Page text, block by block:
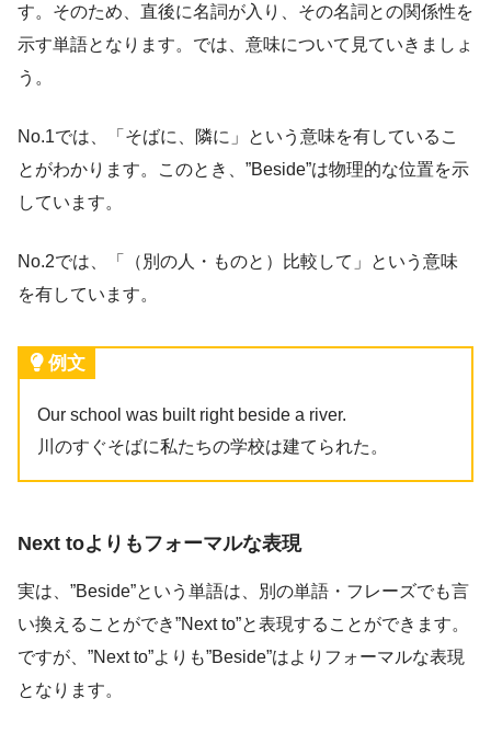
す。そのため、直後に名詞が入り、その名詞との関係性を
示す単語となります。では、意味について見ていきましょ
う。
No.1では、「そばに、隣に」という意味を有しているこ
とがわかります。このとき、”Beside”は物理的な位置を示
しています。
No.2では、「（別の人・ものと）比較して」という意味
を有しています。
例文
Our school was built right beside a river.
川のすぐそばに私たちの学校は建てられた。
Next toよりもフォーマルな表現
実は、”Beside”という単語は、別の単語・フレーズでも言
い換えることができ”Next to”と表現することができます。
ですが、”Next to”よりも”Beside”はよりフォーマルな表現
となります。